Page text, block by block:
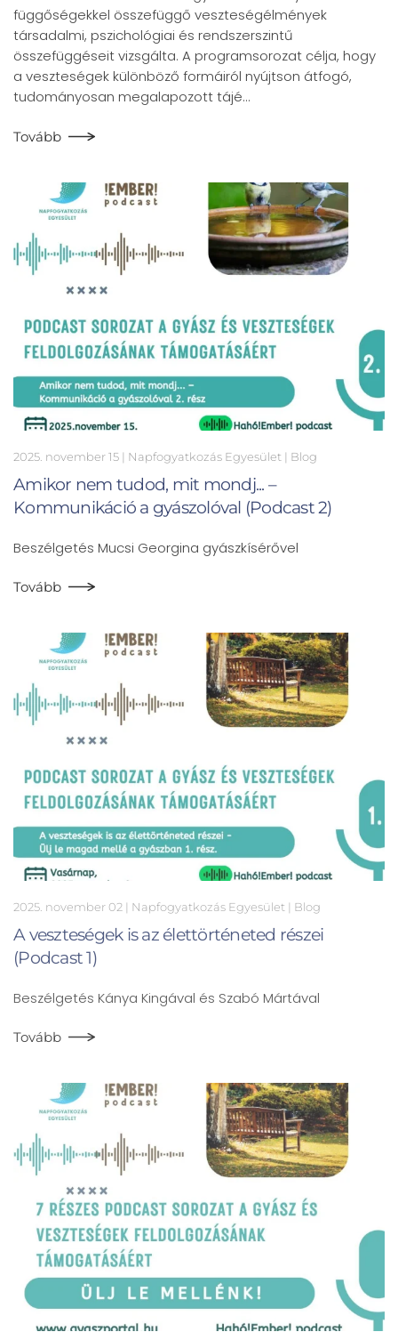
függőségekkel összefüggő veszteségélmények
társadalmi, pszichológiai és rendszerszintű
összefüggéseit vizsgálta. A programsorozat célja, hogy
a veszteségek különböző formáiról nyújtson átfogó,
tudományosan megalapozott tájé…
Tovább
2025. november 15 | Napfogyatkozás Egyesület | Blog
Amikor nem tudod, mit mondj... –
Kommunikáció a gyászolóval (Podcast 2)
Beszélgetés Mucsi Georgina gyászkísérővel
Tovább
2025. november 02 | Napfogyatkozás Egyesület | Blog
A veszteségek is az élettörténeted részei
(Podcast 1)
Beszélgetés Kánya Kingával és Szabó Mártával
Tovább